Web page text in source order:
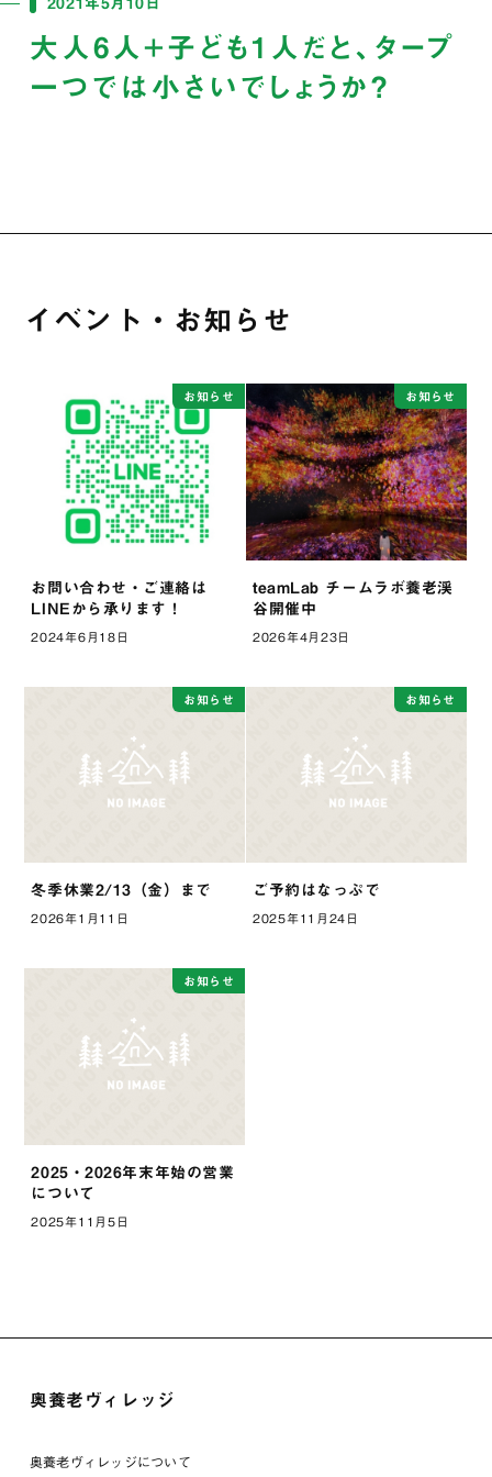
大人6人+子ども1人だと、タープ
一つでは小さいでしょうか？
イベント・お知らせ
お知らせ
お問い合わせ・ご連絡は
LINEから承ります！
2024年6月18日
お知らせ
teamLab チームラボ養老渓
谷開催中
2026年4月23日
お知らせ
冬季休業2/13（金）まで
2026年1月11日
お知らせ
ご予約はなっぷで
2025年11月24日
お知らせ
2025・2026年末年始の営業
について
2025年11月5日
奥養老ヴィレッジ
奥養老ヴィレッジについて